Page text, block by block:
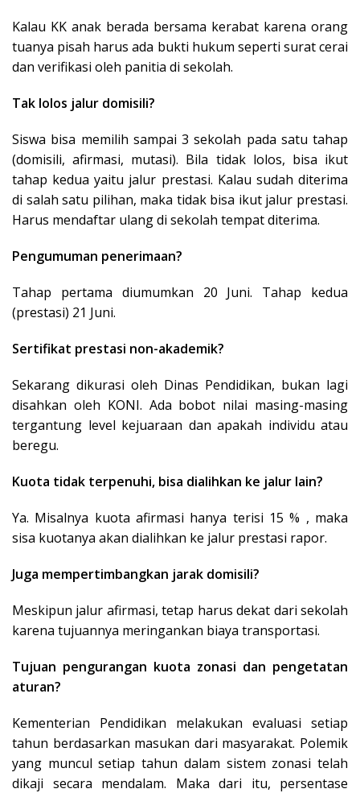
Kalau KK anak berada bersama kerabat karena orang
tuanya pisah harus ada bukti hukum seperti surat cerai
dan verifikasi oleh panitia di sekolah.
Tak lolos jalur domisili?
Siswa bisa memilih sampai 3 sekolah pada satu tahap
(domisili, afirmasi, mutasi). Bila tidak lolos, bisa ikut
tahap kedua yaitu jalur prestasi. Kalau sudah diterima
di salah satu pilihan, maka tidak bisa ikut jalur prestasi.
Harus mendaftar ulang di sekolah tempat diterima.
Pengumuman penerimaan?
Tahap pertama diumumkan 20 Juni. Tahap kedua
(prestasi) 21 Juni.
Sertifikat prestasi non-akademik?
Sekarang dikurasi oleh Dinas Pendidikan, bukan lagi
disahkan oleh KONI. Ada bobot nilai masing-masing
tergantung level kejuaraan dan apakah individu atau
beregu.
Kuota tidak terpenuhi, bisa dialihkan ke jalur lain?
Ya. Misalnya kuota afirmasi hanya terisi 15 % , maka
sisa kuotanya akan dialihkan ke jalur prestasi rapor.
Juga mempertimbangkan jarak domisili?
Meskipun jalur afirmasi, tetap harus dekat dari sekolah
karena tujuannya meringankan biaya transportasi.
Tujuan pengurangan kuota zonasi dan pengetatan
aturan?
Kementerian Pendidikan melakukan evaluasi setiap
tahun berdasarkan masukan dari masyarakat. Polemik
yang muncul setiap tahun dalam sistem zonasi telah
dikaji secara mendalam. Maka dari itu, persentase